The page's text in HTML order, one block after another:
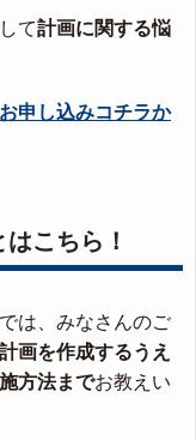
て計画に関する悩
申し込みコチラか
こちら！
は、みなさんのご
画を作成するうえ
方法までお教えい